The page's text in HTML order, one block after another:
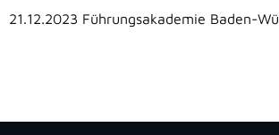
21.12.2023 Führungsakademie Baden-